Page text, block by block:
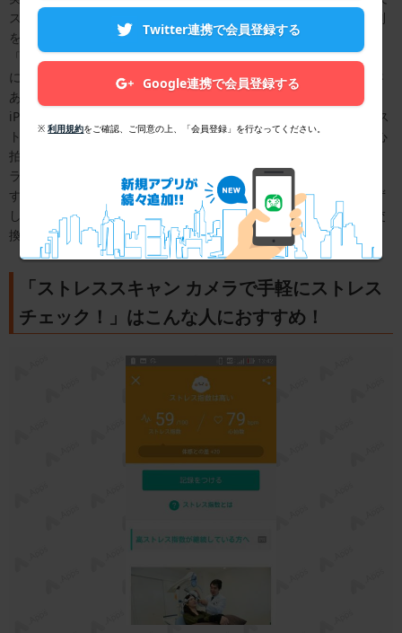
ストレスを測定してみましょう！まず、ユーザーの生年月日や性別
を登録します。次にカルテに、今の体感ストレス指数や睡眠時間、
「寝起き」や「寝る前」「仕事・勉強している間」といったよう
に、ストレスチェックを行う今の状況の項目の記入が必要です。さ
あ、椅子に座りリラックスして測定の開始です。測定する際には、
iPhoneが動かないように注意をしましょう。測定中は安静にしてス
トレス指数が表示されたら終了です。私のストレス指数は59で、心
拍数は79と測定が出ました。ストレスの指数が1に近いと、よりリ
ラックスした状態で100に近いとストレスが溜まっている状態で
す。私の場合は、少しストレス状態であることが分かります。必ず
しも心拍数が高いほどストレス指数が高いということでもなく、交
換神経の働きによって心拍数が変化するようです。
「ストレススキャン カメラで手軽にストレス
チェック！」はこんな人におすすめ！
Twitter連携で会員登録する
Google連携で会員登録する
※利用規約をご確認、ご同意の上、「会員登録」を行なってください。